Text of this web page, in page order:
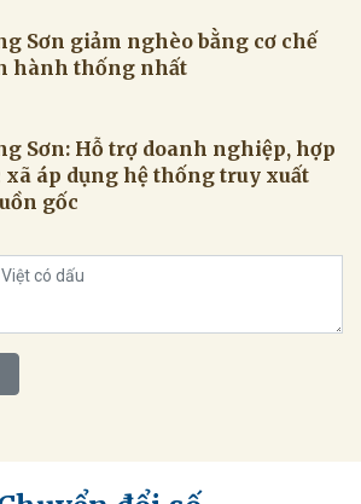
Sơn giảm nghèo bằng cơ chế
hành thống nhất
Sơn: Hỗ trợ doanh nghiệp, hợp
xã áp dụng hệ thống truy xuất
gốc